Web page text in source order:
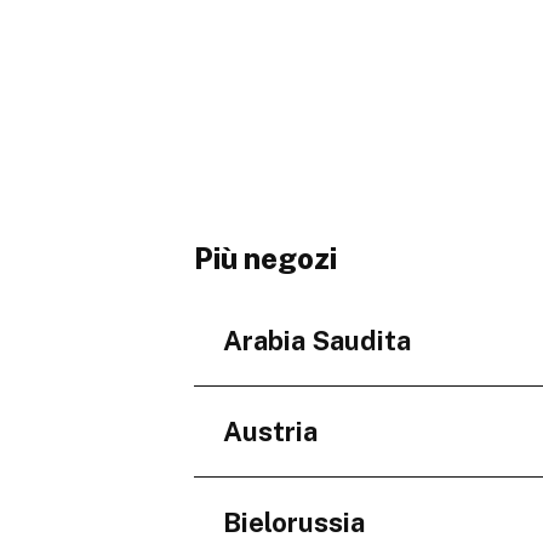
Più negozi
Arabia Saudita
Regioni
'Asir
Makkah Province
Austria
Regioni
Bielorussia